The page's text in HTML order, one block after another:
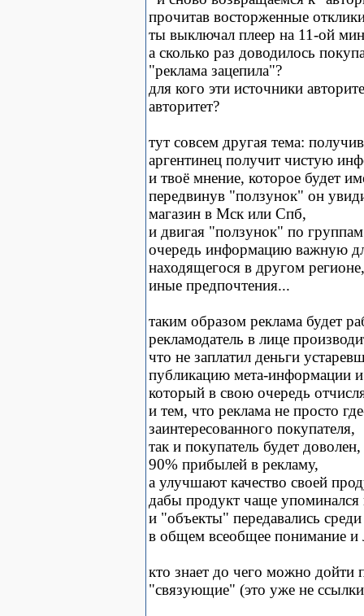
прочитав восторженные
ты выключал плеер на 11-ой
а сколько раз доводилось
"реклама зацепила"?
для кого эти источники
авторитет?
тут совсем другая тема:
аргентинец получит чистую
и твоё мнение, которое будет
передвинув "ползунок" он
магазин в Мск или Спб,
и двигая "ползунок" по
очередь информацию важную
находящегося в другом
иные предпочтения...
таким образом реклама будет
рекламодатель в лице
что не заплатил деньги
публикацию мета-информации
который в свою очередь
и тем, что реклама не просто
заинтересованного покупателя,
так и покупатель будет
90% прибылей в рекламу,
а улучшают качество своей
дабы продукт чаще упоминался
и "объекты" передавались
в общем всеобщее понимание и
кто знает до чего можно дойти
"связующие" (это уже не